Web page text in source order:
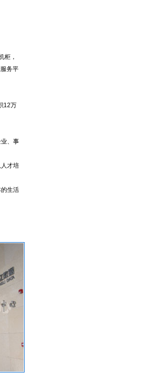
柜，
务平
12万
、事
才培
生活